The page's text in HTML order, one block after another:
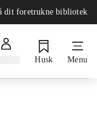
dit foretrukne bibliotek
Husk Menu